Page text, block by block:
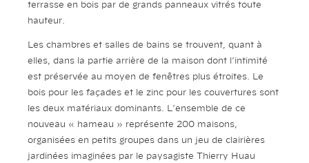
terrasse en bois par de grands panneaux vitrés toute
hauteur.
Les chambres et salles de bains se trouvent, quant à
elles, dans la partie arrière de la maison dont l’intimité
est préservée au moyen de fenêtres plus étroites. Le
bois pour les façades et le zinc pour les couvertures sont
les deux matériaux dominants. L’ensemble de ce
nouveau « hameau » représente 200 maisons,
organisées en petits groupes dans un jeu de clairières
jardinées imaginées par le paysagiste Thierry Huau